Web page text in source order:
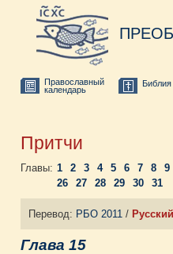
Православный
календарь
Библия
Притчи
Главы: 1 2 3 4 5 6 7 8 9
26
27 28 29 30 31
Перевод: РБО 2011 /
Глава 15